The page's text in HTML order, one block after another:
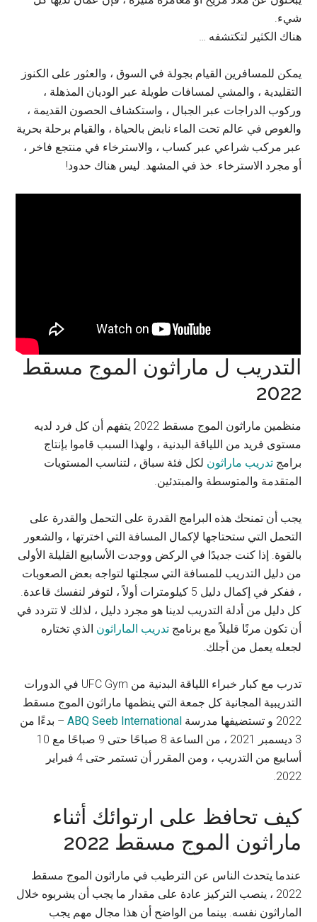
شيء.
هناك الكثير لتكتشفه …
يمكن للمسافرين القيام بجولة في السوق ، والعثور على الكنوز
التقليدية ، والمشي لمسافات طويلة عبر الوديان المذهلة ،
وركوب الدراجات عبر الجبال ، واستكشاف الحصون القديمة ،
والغوص في عالم تحت الماء نابض بالحياة ، والقيام برحلة بحرية
عبر مركب شراعي عبر كساب ، والاسترخاء في منتجع فاخر ،
أو مجرد الاسترخاء. خذ في المشهد. ليس هناك حدود!
التدريب ل ماراثون الموج مسقط
2022
منظمين ماراثون الموج مسقط 2022 يتفهم أن كل فرد لديه
مستوى فريد من اللياقة البدنية ، ولهذا السبب قاموا بإنتاج
برامجتدريب ماراثون لكل فئة سباق ، لتناسب المستويات
المتقدمة والمتوسطة والمبتدئين.
يجب أن تمنحك هذه البرامج القدرة على التحمل والقدرة على
التحمل التي ستحتاجها لإكمال المسافة التي اخترتها ، والشعور
بالقوة. إذا كنت جديدًا في الركض ووجدت الأسابيع القليلة الأولى
من دليل التدريب للمسافة التي سجلتها لتواجه بعض الصعوبات
، ففكر في إكمال دليل 5 كيلومترات أولاً ، لتوفر لنفسك قاعدة.
كل دليل من أدلة التدريب لدينا هو مجرد دليل ، لذلك لا تتردد في
أن تكون مرنًا قليلاً مع برنامجتدريب الماراثون الذي تختاره
لجعله يعمل من أجلك.
تدرب مع كبار خبراء اللياقة البدنية من UFC Gym في الدورات
التدريبية المجانية كل جمعة التي ينظمها ماراثون الموج مسقط
2022 و تستضيفها مدرسة
ABQ Seeb International – بدءًا من
3 ديسمبر 2021 ، من الساعة 8 صباحًا حتى 9 صباحًا مع 10
أسابيع من التدريب ، ومن المقرر أن تستمر حتى 4 فبراير
2022.
كيف تحافظ على ارتوائك أثناء
ماراثون الموج مسقط 2022
عندما يتحدث الناس عن الترطيب في ماراثون الموج مسقط
2022 ، ينصب التركيز عادة على مقدار ما يجب أن يشربوه خلال
الماراثون نفسه. بينما من الواضح أن هذا مجال مهم يجب